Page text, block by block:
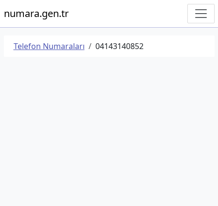
numara.gen.tr
Telefon Numaraları 04143140852